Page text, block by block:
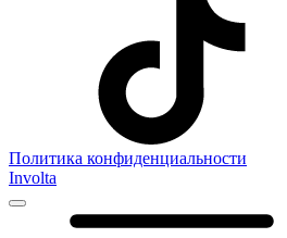
Политика конфиденциальности
Involta